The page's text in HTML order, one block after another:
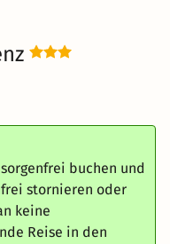
buchen und
stornieren oder
keine
Reise in den